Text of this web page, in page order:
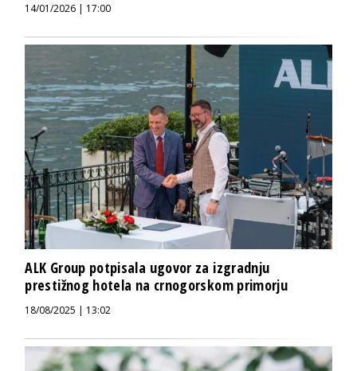
14/01/2026 | 17:00
ALK Group potpisala ugovor za izgradnju
prestižnog hotela na crnogorskom primorju
18/08/2025 | 13:02